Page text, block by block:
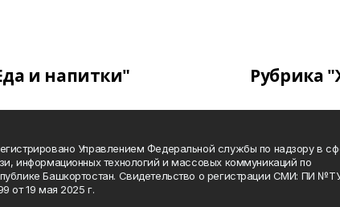
и напитки" Рубрика
Управлением Федеральной службы по надзору в
информационных технологий и массовых коммуникаций по
Башкортостан. Свидетельство о регистрации СМИ: ПИ
от 19 мая 2025 г.